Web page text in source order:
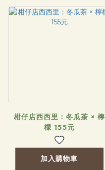
柑仔店西西里：冬瓜茶 × 檸
檬 155元
加入購物車